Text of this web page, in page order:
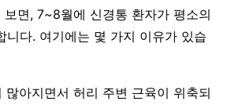
보면, 7~8월에 신경통 환자가 평소의
니다. 여기에는 몇 가지 이유가 있습
많아지면서 허리 주변 근육이 위축되